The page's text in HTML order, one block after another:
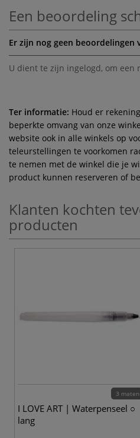
Een beoordeling
Er zijn nog geen
U dient te zijn ingelogd, om een
Ter informatie: Houd er
beperkte omvang van onze
website ook in alle winkels op
teleurstellingen te voorkomen
te nemen met de winkel die je
product kunnen reserveren of
Klanten kochten
producten
3 maten
I LOVE ART | Waterpenseel ○
lang